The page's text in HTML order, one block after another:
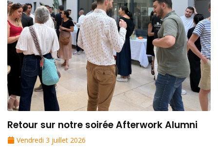
Retour sur notre soirée Afterwork Alumni
Vendredi 3 juillet 2026